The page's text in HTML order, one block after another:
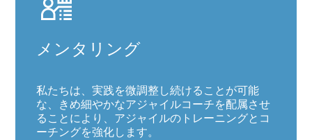
メンタリング
私たちは、実践を微調整し続けることが可能
な、きめ細やかなアジャイルコーチを配属させ
ることにより、アジャイルのトレーニングとコ
ーチングを強化します。